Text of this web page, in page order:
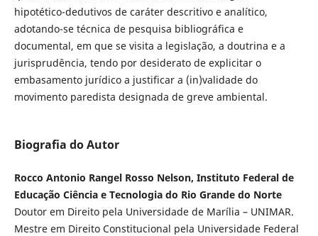
hipotético-dedutivos de caráter descritivo e analítico,
adotando-se técnica de pesquisa bibliográfica e
documental, em que se visita a legislação, a doutrina e a
jurisprudência, tendo por desiderato de explicitar o
embasamento jurídico a justificar a (in)validade do
movimento paredista designada de greve ambiental.
Biografia do Autor
Rocco Antonio Rangel Rosso Nelson, Instituto Federal de
Educação Ciência e Tecnologia do Rio Grande do Norte
Doutor em Direito pela Universidade de Marília – UNIMAR.
Mestre em Direito Constitucional pela Universidade Federal